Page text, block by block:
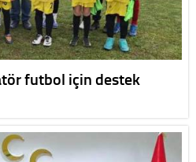
futbol için destek